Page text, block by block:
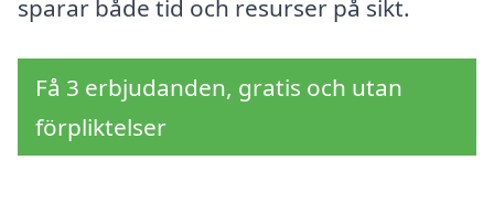
sparar både tid och resurser på sikt.
Få 3 erbjudanden, gratis och utan
förpliktelser